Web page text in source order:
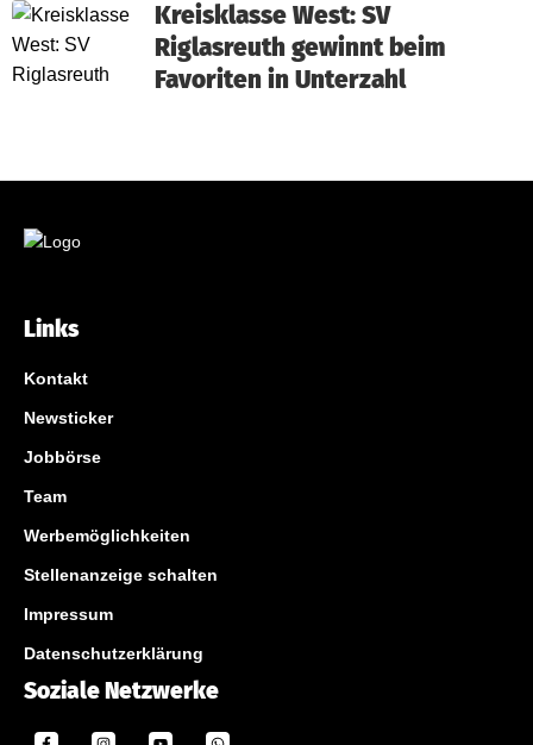
Kreisklasse West: SV
Riglasreuth gewinnt beim
Favoriten in Unterzahl
Links
Kontakt
Newsticker
Jobbörse
Team
Werbemöglichkeiten
Stellenanzeige schalten
Impressum
Datenschutzerklärung
Soziale Netzwerke